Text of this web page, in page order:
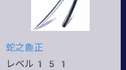
蛇之麁正
レベル151